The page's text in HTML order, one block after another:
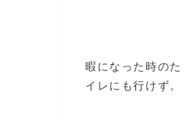
暇になった時の
イレにも行けず。